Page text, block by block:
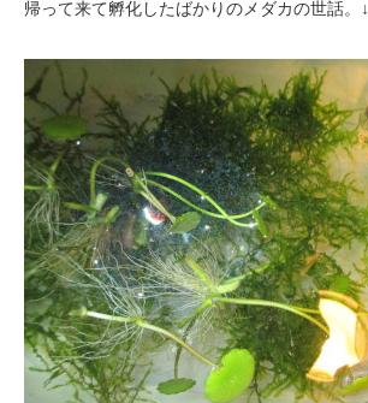
帰って来て孵化したばかりのメダカの世話。↓